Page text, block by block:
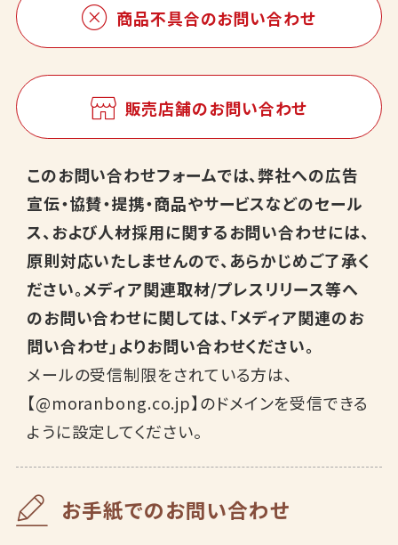
商品不具合のお問い合わせ
販売店舗のお問い合わせ
このお問い合わせフォームでは、弊社への広告
宣伝・協賛・提携・商品やサービスなどのセール
ス、および人材採用に関するお問い合わせには、
原則対応いたしませんので、あらかじめご了承く
ださい。メディア関連取材/プレスリリース等へ
のお問い合わせに関しては、「メディア関連のお
問い合わせ」よりお問い合わせください。
メールの受信制限をされている方は､
【@moranbong.co.jp】のドメインを受信できる
ように設定してください。
お手紙でのお問い合わせ